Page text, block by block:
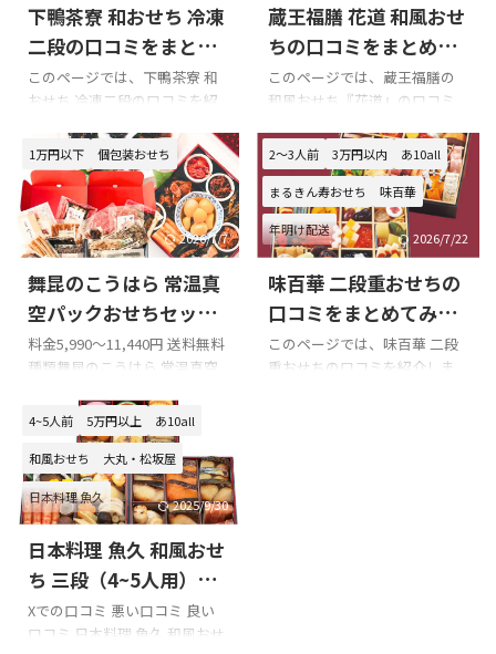
下鴨茶寮 和おせち 冷凍
二段の口コミをまとめ
てみました!!!
このページでは、下鴨茶寮 和
おせち 冷凍二段の口コミを紹
寮 和おせち 冷凍二段 購入の
際の参考に是非どうぞ!!! 下鴨茶
寮 和おせち 冷凍二段のXでの
口コミ 京都市上京区 さにわ宅
謹賀新年。新しく顕現した子
たちも一緒にみんなでおせち
をいただきます。去年は京都吉
兆さん、今年は下鴨茶寮さん
た。鮑の旨煮が名物です。お雑
お昆布と鰹でお出汁
を引いて、お餅をはじめ具は全
て丸いものです。 pic.t ...
蔵王福膳 花道 和風おせ
ちの口コミをまとめて
みました!!!
このページでは、蔵王福膳の
和風おせち『花道』の口コミ
い口コミ 良い口コミ 『花道』
購入の際の参考に是非どうぞ!!!
蔵王福膳 花道おせちのXでの口
コミ 花道の口コミはXにはあり
ませんでした!!! 蔵王福膳 花道
おせちの悪い口コミ 海草が下
に敷き詰められているのが残
念だった 蔵王福膳 花道おせち
せちの味について どれも美味
1万円以下 個包装おせち
2026/7/7
舞昆のこうはら 常温真
空パックおせちセット
の口コミをまとめてみ
ました!!!
料金5,990～11,440円 送料無料
種類舞昆のこうはら 常温真空
トで異なる配送日1～2日出荷
予定（店舗休業日を除く） Xで
の口コミ 舞昆のこうはら 常温
真空パックおせちセットを購
入の際の参考に是非どうぞ!!! 舞
昆のこうはら 常温真空パック
おせちセットのXでの口コミ
祝・大谷選手結婚！「大谷」
割引！大阪の昆布専門店「舞
2～3人前 3万円以内 あ10all
まるきん寿おせち 味百華
年明け配送 2026/7/22
味百華 二段重おせちの
口コミをまとめてみま
した!!!
このページでは、味百華 二段
重おせちの口コミを紹介しま
4~5人前 5万円以上 あ10all
和風おせち 大丸・松坂屋
日本料理 魚久 2025/9/30
日本料理 魚久 和風おせ
ち 三段（4~5人用）の
口コミをまとめてみま
した!!!
Xでの口コミ 悪い口コミ 良い
口コミ 日本料理 魚久 和風おせ